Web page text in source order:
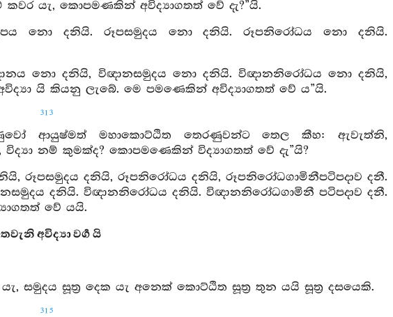
කවර යැ, කොපමණකින් අවිද්‍යාගතත් වේ දැ?”යි.
රූපය නො දනියි. රූපසමුදය නො දනියි. රූපනිරෝධය නො දනියි.
නො දනියි, විඥානසමුදය නො දනියි. විඥානනිරෝධය නො දනියි,
යි කියනු ලැබේ. මෙ පමණෙකින් අවිද්‍යාගතත් වේ ය”යි.
313
ආයුෂ්මත් මහාකොට්ඨිත තෙරණුවන්ට තෙල කීහ: ඇවැත්නි,
නම් කුමක්ද? කොපමණෙකින් විද්‍යාගතත් වේ දැ”යි?
රූපසමුදය දනියි, රූපනිරෝධය දනියි, රූපනිරෝධගාමිනීපටිපදාව දනී.
දනියි. විඥානනිරෝධය දනියි. විඥානනිරෝධගාමිනී පටිපදාව දනී.
වේ යයි.
අවිද්‍යා වර්‍ග යි
සමුදය සූත්‍ර දෙක යැ අනෙක් කොට්ඨිත සූත්‍ර තුන යයි සූත්‍ර දසයෙකි.
315